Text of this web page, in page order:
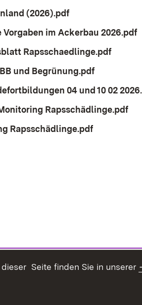
(2026).pdf
im Ackerbau 2026.pdf
Rapsschaedlinge.pdf
und Begrünung.pdf
04 und 10 02
Rapsschädlinge.pdf
Rapsschädlinge.pdf
Seite finden Sie in unserer